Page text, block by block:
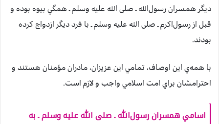
ديگر همسران‌ رسول‌الله ـ صلی الله علیه وسلم ـ همگي‌ بيوه‌ بوده‌ و
قبل‌ از رسول‌اكرم‌ ـ صلی الله علیه وسلم ـ با فرد ديگر ازدواج‌ كرده‌
بودند.
با همه‌ي‌ اين‌ اوصاف‌، تمامي‌ اين‌ عزيزان‌، مادران‌ مؤمنان‌ هستند و
احترامشان‌ براي‌ امت‌ اسلامي‌ واجب‌ و لازم‌ است‌.
اسامي‌ همسران‌ رسول‌الله ـ صلی الله علیه وسلم ـ به‌